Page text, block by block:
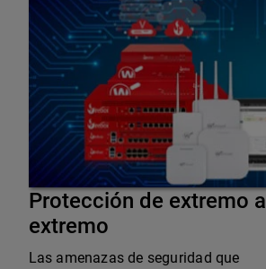
Protección de extremo a
extremo
Las amenazas de seguridad que